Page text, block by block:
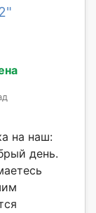
на наш:
день.